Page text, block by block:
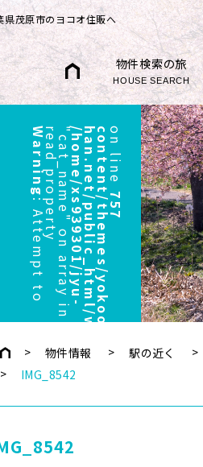
県茂原市のヨコオ住販へ
物件検索の旅
HOUSE SEARCH
Warning
:
A
t
t
e
m
p
t
t
o
r
e
a
d
p
r
o
p
e
r
t
y
"
c
a
t
_
n
a
m
e
"
o
n
a
r
r
a
y
i
n/
h
o
m
e
/
x
s
9
3
9
3
0
1
/
j
y
u
-
h
a
n
.
n
e
t
/
p
u
b
l
i
c
_
h
t
m
l
/
w
p
/
w
p
-
c
o
n
t
e
n
t
/
t
h
e
m
e
s
/
y
o
k
o
o
/
h
e
a
d
e
r
.
p
hpon line
757
物件情報
駅の近く
IMG_8542